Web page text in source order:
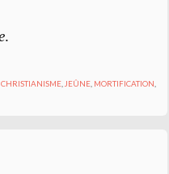
.
CHRISTIANISME, JEÛNE, MORTIFICATION